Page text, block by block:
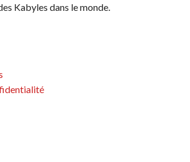
Kabyles dans le monde.